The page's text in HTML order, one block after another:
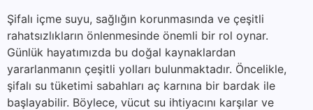
Şifalı içme suyu, sağlığın korunmasında ve çeşitli
rahatsızlıkların önlenmesinde önemli bir rol oynar.
Günlük hayatımızda bu doğal kaynaklardan
yararlanmanın çeşitli yolları bulunmaktadır. Öncelikle,
şifalı su tüketimi sabahları aç karnına bir bardak ile
başlayabilir. Böylece, vücut su ihtiyacını karşılar ve